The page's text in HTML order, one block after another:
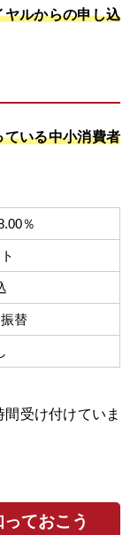
ルからの申し込
いる中小消費者
％
替
受け付けていま
ておこう